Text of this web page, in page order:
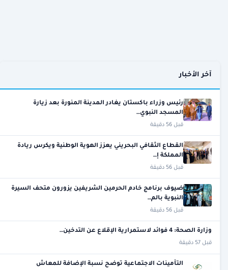
آخر الأخبار
رئيس وزراء باكستان يغادر المدينة المنورة بعد زيارة
المسجد النبوي…
قبل 56 دقيقة
القطاع الثقافي البحريني يعزز الهوية الوطنية ويكرس ريادة
المملكة إ…
قبل 56 دقيقة
ضيوف برنامج خادم الحرمين الشريفين يزورون متحف السيرة
النبوية بالم…
قبل 56 دقيقة
وزارة الصحة: 4 فوائد لاستمرارية الإقلاع عن التدخين…
قبل 57 دقيقة
التأمينات الاجتماعية توضح نسبة الإضافة للمعاش